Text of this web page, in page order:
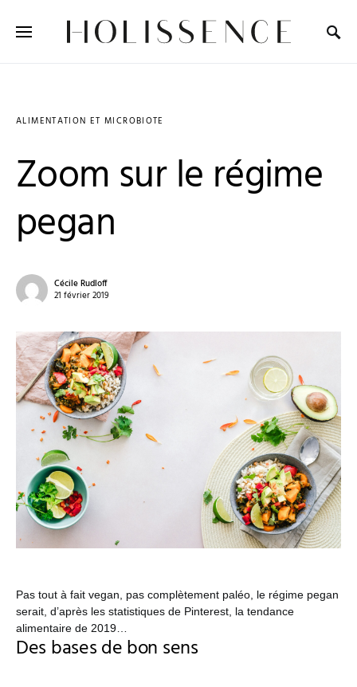
ALIMENTATION ET MICROBIOTE
Zoom sur le régime
pegan
Cécile Rudloff
21 février 2019
Pas tout à fait vegan, pas complètement paléo, le régime pegan
serait, d’après les statistiques de Pinterest, la tendance
alimentaire de 2019…
Des bases de bon sens